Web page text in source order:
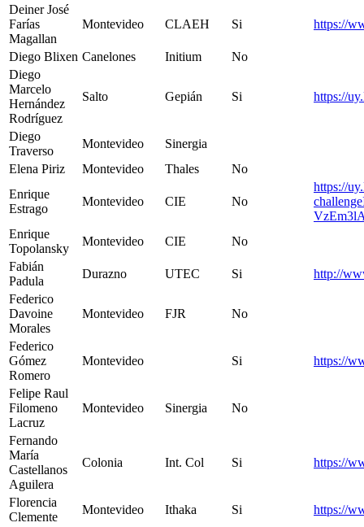
Deiner José
Farías
Magallan
Montevideo CLAEH Si https://
Diego Blixen Canelones Initium
No
Diego
Marcelo
Hernández
Rodríguez
Salto Gepián Si https://
Diego
Traverso
Montevideo
Sinergia
Elena Piriz
Montevideo Thales
No
Enrique
Estrago
Montevideo CIE No
https://
Enrique
Topolansky
Montevideo CIE
No
Fabián
Padula
Durazno UTEC Si
http://
Federico
Davoine
Morales
Montevideo FJR No
Federico
Gómez
Romero
Montevideo Si https://
Felipe Raul
Filomeno
Lacruz
Montevideo Sinergia No
Fernando
María
Castellanos
Aguilera
Colonia Int. Col Si https://
Florencia
Clemente
Montevideo Ithaka Si
https://